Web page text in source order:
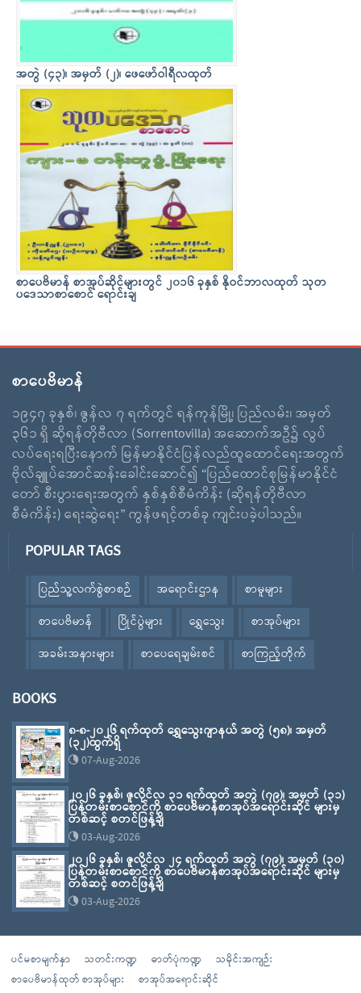
အတွဲ (၄၃)၊ အမှတ် (၂)၊ ဖေဖော်ဝါရီလထုတ်
စာပေဗိမာန် စာအုပ်ဆိုင်များတွင် ၂၀၁၆ ခုနှစ် နိုဝင်ဘာလထုတ် သုတ
ပဒေသာစာစောင် ရောင်းချ
စာပေဗိမာန်
၁၉၄၇ ခုနှစ်၊ ဇွန်လ ၇ ရက်တွင် ရန်ကုန်မြို့၊ ပြည်လမ်း၊ အမှတ်
၃၆၁ ရှိ ဆိုရန်တိုဗီလာ (Sorrentovilla) အဆောက်အဦ၌ လွပ်
လပ်ရေးရပြီးနောက် မြန်မာနိုင်ငံပြန်လည်ထူထောင်ရေးအတွက်
ဗိုလ်ချူပ်အောင်ဆန်းခေါင်းဆောင်၍ “ပြည်ထောင်စုမြန်မာနိုင်ငံ
တော် စီးပွားရေးအတွက် နှစ်နှစ်စီမံကိန်း (ဆိုရန်တိုဗီလာ
စီမံကိန်း) ရေးဆွဲရေး” ကွန်ဖရင့်တစ်ခု ကျင်းပခဲ့ပါသည်။
POPULAR TAGS
ပြည်သူ့လက်စွဲစာစဉ် အရောင်းဌာန
စာမူများ
စာပေဗိမာန်
ပြိုင်ပွဲများ ရွှေသွေး
စာအုပ်များ
အခမ်းအနားများ
စာပေရေချမ်းစင် စာကြည့်တိုက်
BOOKS
၈-၈-၂၀၂၆ ရက်ထုတ် ရွှေသွေးဂျာနယ် အတွဲ (၅၈)၊ အမှတ်
(၃၂)ထွက်ရှိ
07-Aug-2026
၂၀၂၆ ခုနှစ်၊ ဇူလိုင်လ ၃၁ ရက်ထုတ် အတွဲ (၇၉)၊ အမှတ် (၃၁)
ပြန်တမ်းစာစောင်ကို စာပေဗိမာန်စာအုပ်အရောင်းဆိုင် များမှ
တစ်ဆင့် စတင်ဖြန့်ချိ
03-Aug-2026
၂၀၂၆ ခုနှစ်၊ ဇူလိုင်လ ၂၄ ရက်ထုတ် အတွဲ (၇၉)၊ အမှတ် (၃၀)
ပြန်တမ်းစာစောင်ကို စာပေဗိမာန်စာအုပ်အရောင်းဆိုင် များမှ
တစ်ဆင့် စတင်ဖြန့်ချိ
03-Aug-2026
ပင်မစာမျက်နှာ သတင်းကဏ္ဍ ဓာတ်ပုံကဏ္ဍ
သမိုင်းအကျဉ်း
စာပေဗိမာန်ထုတ် စာအုပ်များ
စာအုပ်အရောင်းဆိုင်